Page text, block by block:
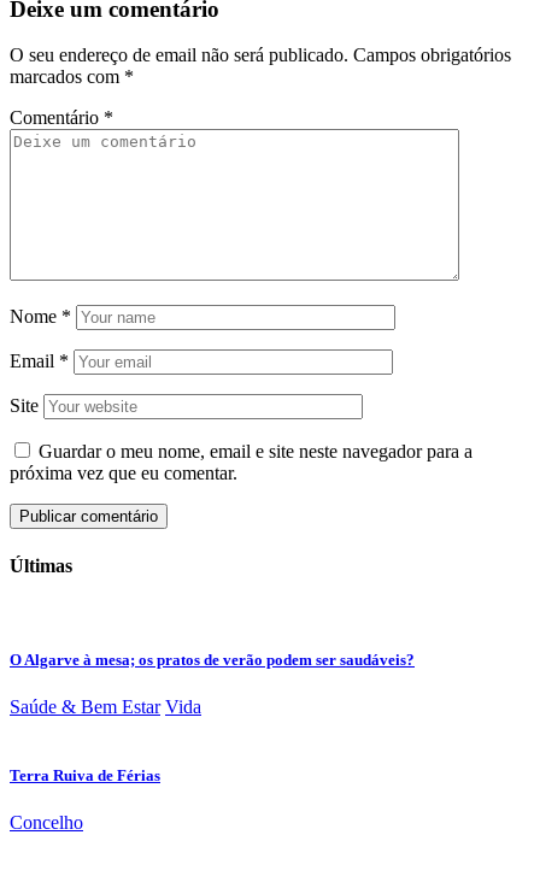
Deixe um comentário
O seu endereço de email não será publicado. Campos obrigatórios
marcados com *
Comentário *
Nome *
Email *
Site
Guardar o meu nome, email e site neste navegador para a
próxima vez que eu comentar.
Últimas
O Algarve à mesa; os pratos de verão podem ser saudáveis?
Saúde & Bem Estar Vida
Terra Ruiva de Férias
Concelho